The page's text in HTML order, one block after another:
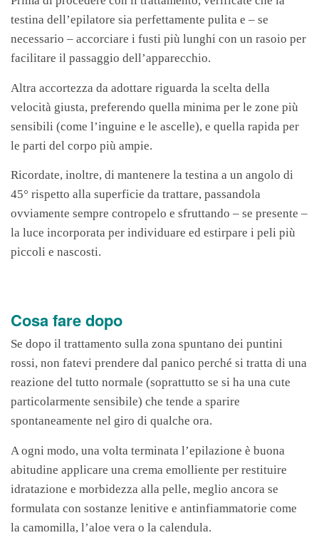
testina dell’epilatore sia perfettamente pulita e – se
necessario – accorciare i fusti più lunghi con un rasoio per
facilitare il passaggio dell’apparecchio.
Altra accortezza da adottare riguarda la scelta della
velocità giusta, preferendo quella minima per le zone più
sensibili (come l’inguine e le ascelle), e quella rapida per
le parti del corpo più ampie.
Ricordate, inoltre, di mantenere la testina a un angolo di
45° rispetto alla superficie da trattare, passandola
ovviamente sempre contropelo e sfruttando – se presente –
la luce incorporata per individuare ed estirpare i peli più
piccoli e nascosti.
Cosa fare dopo
Se dopo il trattamento sulla zona spuntano dei puntini
rossi, non fatevi prendere dal panico perché si tratta di una
reazione del tutto normale (soprattutto se si ha una cute
particolarmente sensibile) che tende a sparire
spontaneamente nel giro di qualche ora.
A ogni modo, una volta terminata l’epilazione è buona
abitudine applicare una crema emolliente per restituire
idratazione e morbidezza alla pelle, meglio ancora se
formulata con sostanze lenitive e antinfiammatorie come
la camomilla, l’aloe vera o la calendula.